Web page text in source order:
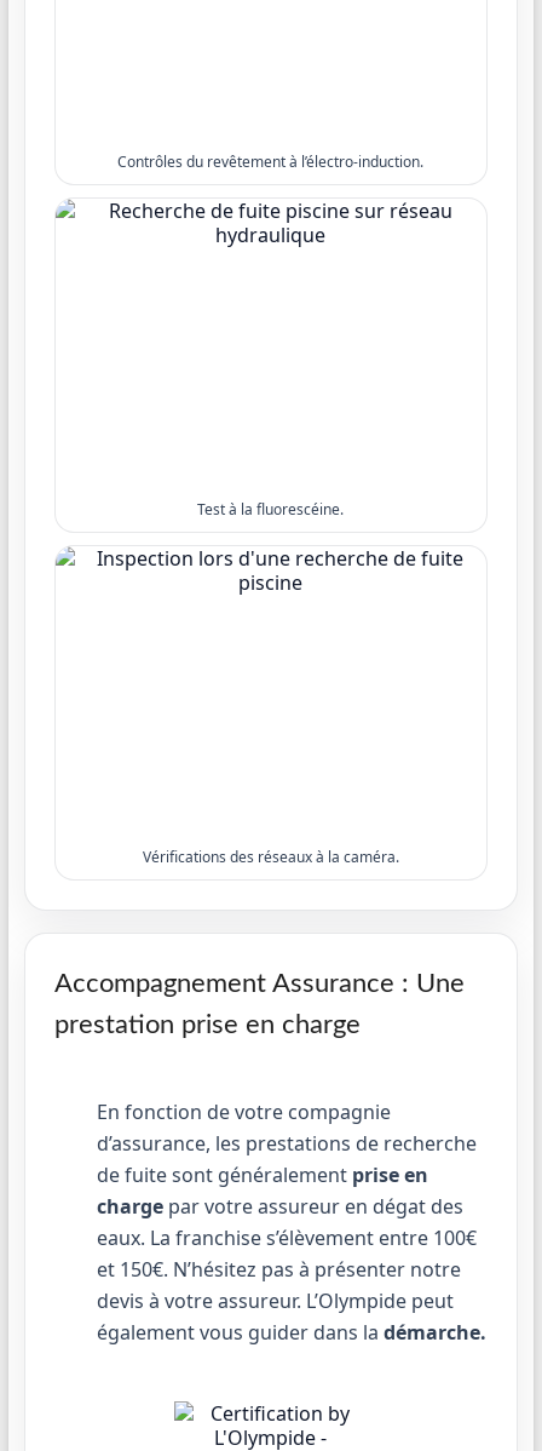
Contrôles du revêtement à l’électro-induction.
Test à la fluorescéine.
Vérifications des réseaux à la caméra.
Accompagnement Assurance : Une
prestation prise en charge
En fonction de votre compagnie
d’assurance, les prestations de recherche
de fuite sont généralement prise en
chargepar votre assureur en dégat des
eaux. La franchise s’élèvement entre 100€
et 150€. N’hésitez pas à présenter notre
devis à votre assureur. L’Olympide peut
également vous guider dans la démarche.